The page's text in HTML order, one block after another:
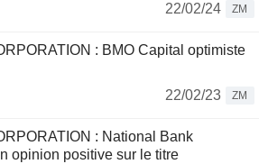
22/02/24
ZM
: BMO Capital optimiste
22/02/23
ZM
: National Bank
opinion positive sur le titre